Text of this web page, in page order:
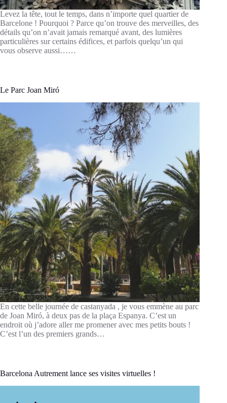
Levez la tête, tout le temps, dans n’importe quel quartier de
Barcelone ! Pourquoi ? Parce qu’on trouve des merveilles, des
détails qu’on n’avait jamais remarqué avant, des lumières
particulières sur certains édifices, et parfois quelqu’un qui
vous observe aussi……
Le Parc Joan Miró
En cette belle journée de castanyada , je vous emmène au parc
de Joan Miró, à deux pas de la plaça Espanya. C’est un
endroit où j’adore aller me promener avec mes petits bouts !
C’est l’un des premiers grands…
Barcelona Autrement lance ses visites virtuelles !